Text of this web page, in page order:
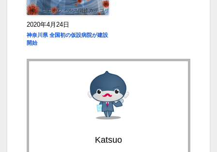
2020年4月24日
神奈川県 全国初の仮設病院が建設
開始
Katsuo